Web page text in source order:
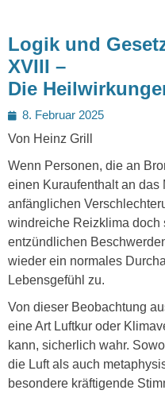
Logik und
XVIII –
Die
Posted
on
8. Februar 2025
Von Heinz Grill
Wenn Personen, die an
einen Kuraufenthalt an das
anfänglichen
windreiche Reizklima doch
entzündlichen
wieder ein normales
Lebensgefühl zu.
Von dieser Beobachtung
eine Art Luftkur oder
kann, sicherlich wahr.
die Luft als auch
besondere kräftigende